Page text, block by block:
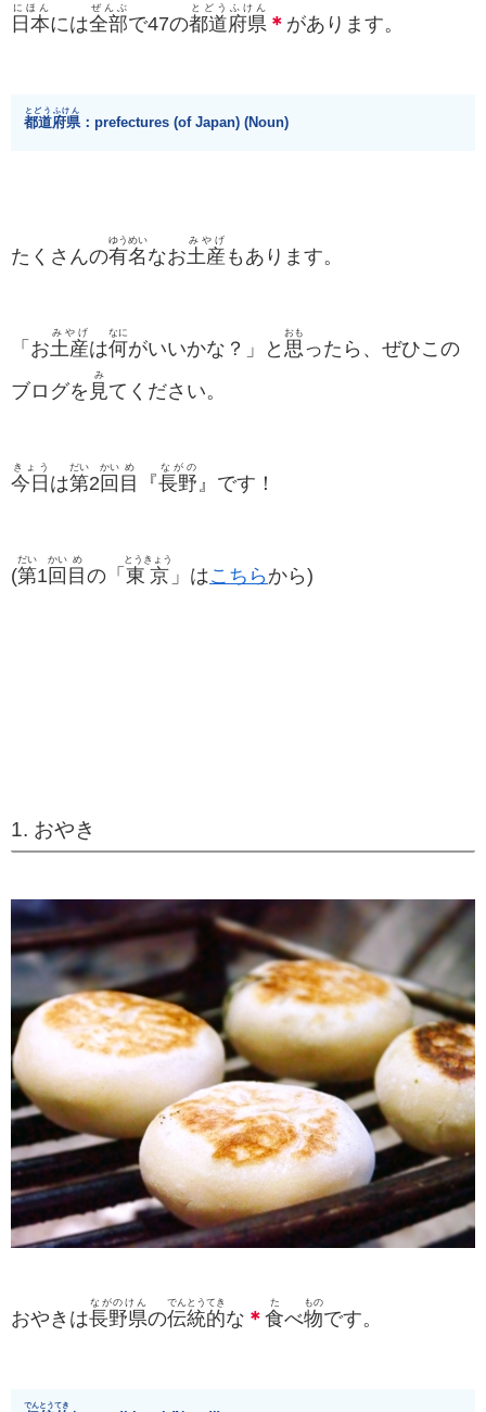
日本
にほん
には全部
ぜんぶ
で47の都道府県
とどうふけん
＊ があります。
都道府県
とどうふけん
：prefectures (of Japan) (Noun)
たくさんの有名
ゆうめい
なお土産
みやげ
もあります。
「お土産
みやげ
は何
なに
がいいかな？」と 思
おも
ったら、ぜひこの
ブログを 見
み
てください。
今日
きょう
は第
だい
2 回
かい
目
め
『長野
ながの
』です！
(第
だい
1回
かい
目
め
の「 東京
とうきょう
」はこちら から)
1. おやき
おやきは長野県
ながのけん
の伝統的
でんとうてき
な ＊ 食
た
べ物
もの
です。
でんとうてき